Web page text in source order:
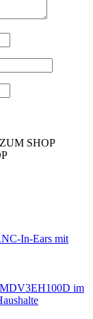
ZUM SHOP
In-Ears mit
MDV3EH100D im